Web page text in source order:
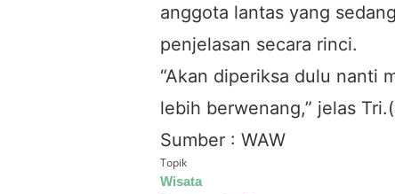
anggota lantas yang
penjelasan secara rinci.
“Akan diperiksa dulu nanti
lebih berwenang,” jelas
Sumber : WAW
Topik
Wisata